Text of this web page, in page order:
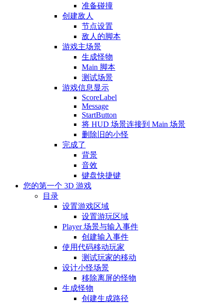
准备碰撞
创建敌人
节点设置
敌人的脚本
游戏主场景
生成怪物
Main 脚本
测试场景
游戏信息显示
ScoreLabel
Message
StartButton
将 HUD 场景连接到 Main 场景
删除旧的小怪
完成了
背景
音效
键盘快捷键
您的第一个 3D 游戏
目录
设置游戏区域
设置游玩区域
Player 场景与输入事件
创建输入事件
使用代码移动玩家
测试玩家的移动
设计小怪场景
移除离屏的怪物
生成怪物
创建生成路径